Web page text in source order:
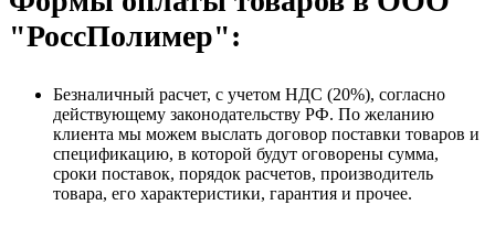
"РоссПолимер":
Безналичный расчет, с учетом НДС (20%), согласно
действующему законодательству РФ. По желанию
клиента мы можем выслать договор поставки товаров и
спецификацию, в которой будут оговорены сумма,
сроки поставок, порядок расчетов, производитель
товара, его характеристики, гарантия и прочее.